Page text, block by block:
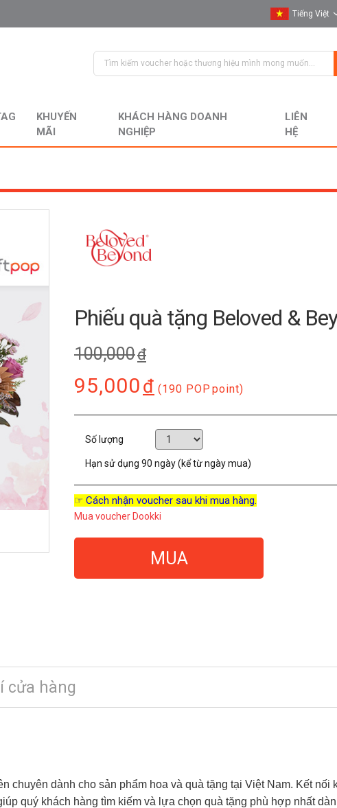
Tiếng Việt
English
KHUYẾN
MÃI
KHÁCH HÀNG DOANH
NGHIỆP
LIÊN
HỆ
Phiếu quà tặng Beloved &
100,000đ
95,000đ (190 POP point)
Số lượng
Hạn sử dụng 90 ngày (kể từ ngày mua)
☞ Cách nhận voucher sau khi mua hàng.
Mua voucher Dookki
MUA
cửa hàng
chuyên dành cho sản phẩm hoa và quà tặng tại Việt Nam. Kết nối
quý khách hàng tìm kiếm và lựa chọn quà tặng phù hợp nhất